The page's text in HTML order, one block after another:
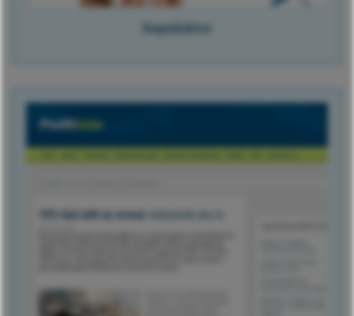
Napidoktor